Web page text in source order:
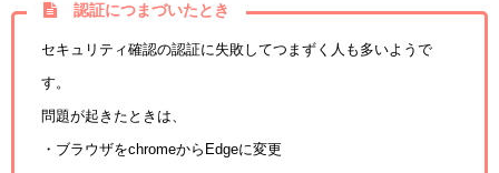
認証につまづいたとき
セキュリティ確認の認証に失敗してつまずく人も多いようで
す。
問題が起きたときは、
・ブラウザをchromeからEdgeに変更